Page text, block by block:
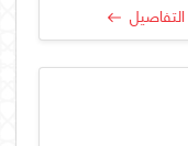
التفاصيل